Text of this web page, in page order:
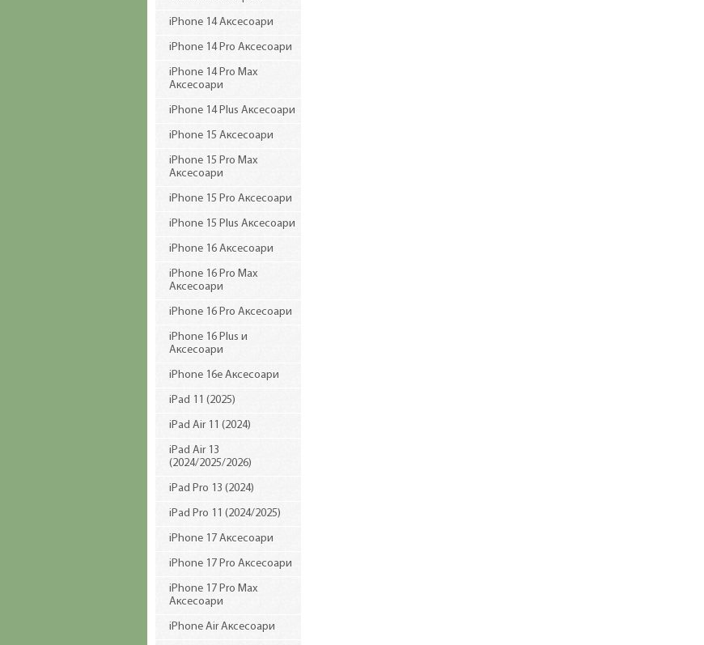
iPhone 14 Аксесоари
iPhone 14 Pro Аксесоари
iPhone 14 Pro Max
Аксесоари
iPhone 14 Plus Аксесоари
iPhone 15 Аксесоари
iPhone 15 Pro Max
Аксесоари
iPhone 15 Pro Аксесоари
iPhone 15 Plus Аксесоари
iPhone 16 Аксесоари
iPhone 16 Pro Max
Аксесоари
iPhone 16 Pro Аксесоари
iPhone 16 Plus и
Аксесоари
iPhone 16e Аксесоари
iPad 11 (2025)
iPad Air 11 (2024)
iPad Air 13
(2024/2025/2026)
iPad Pro 13 (2024)
iPad Pro 11 (2024/2025)
iPhone 17 Аксесоари
iPhone 17 Pro Аксесоари
iPhone 17 Pro Max
Аксесоари
iPhone Air Аксесоари